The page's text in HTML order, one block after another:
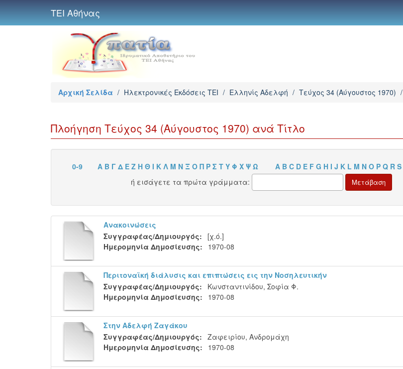
ΤΕΙ Αθήνας
Αρχική Σελίδα / Ηλεκτρονικές Εκδόσεις TEI / Ελληνίς Αδελφή / Τεύχος 34 (Αύγουστος 1970) /
Πλοήγηση Τεύχος 34 (Αύγουστος 1970) ανά Τίτλο
0-9 Α Β Γ Δ Ε Ζ Η Θ Ι Κ Λ Μ Ν Ξ Ο Π Ρ Σ Τ Υ Φ Χ Ψ Ω A B C D E F G H I J K L M N O P Q R S
ή εισάγετε τα πρώτα γράμματα:
Ανακοινώσεις
Συγγραφέας/Δημιουργός:
[χ.ό.]
Ημερομηνία Δημοσίευσης:
1970-08
Περιτοναϊκή διάλυσις και επιπτώσεις εις την Νοσηλευτικήν
Συγγραφέας/Δημιουργός:
Κωνσταντινίδου, Σοφία Φ.
Ημερομηνία Δημοσίευσης:
1970-08
Στην Αδελφή Ζαγάκου
Συγγραφέας/Δημιουργός: Ζαφειρίου, Ανδρομάχη
Ημερομηνία Δημοσίευσης:
1970-08